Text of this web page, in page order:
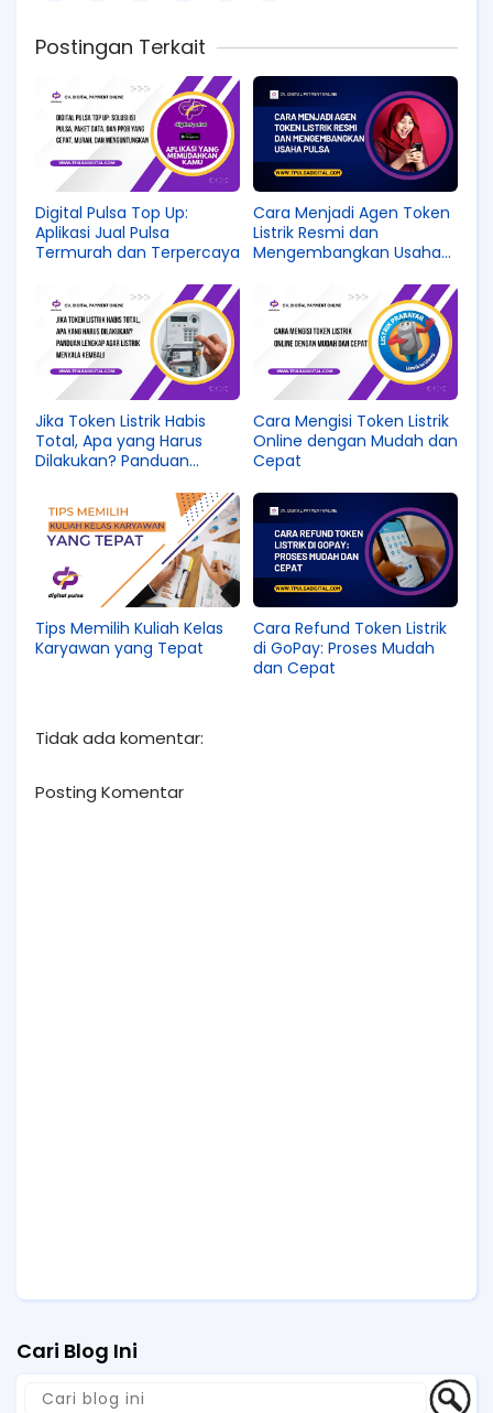
Postingan Terkait
Digital Pulsa Top Up:
Aplikasi Jual Pulsa
Termurah dan Terpercaya
Cara Menjadi Agen Token
Listrik Resmi dan
Mengembangkan Usaha
Jika Token Listrik Habis
Total, Apa yang Harus
Dilakukan? Panduan
Cara Mengisi Token Listrik
Online dengan Mudah dan
Cepat
Tips Memilih Kuliah Kelas
Karyawan yang Tepat
Cara Refund Token Listrik
di GoPay: Proses Mudah
dan Cepat
Tidak ada komentar:
Posting Komentar
Cari Blog Ini